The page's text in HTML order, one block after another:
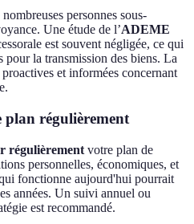
personnes sous-
Une étude de l’ADEME
est souvent négligée, ce qui
la transmission des biens. La
et informées concernant
plan régulièrement
régulièrement votre plan de
personnelles, économiques, et
fonctionne aujourd'hui pourrait
années. Un suivi annuel ou
est recommandé.